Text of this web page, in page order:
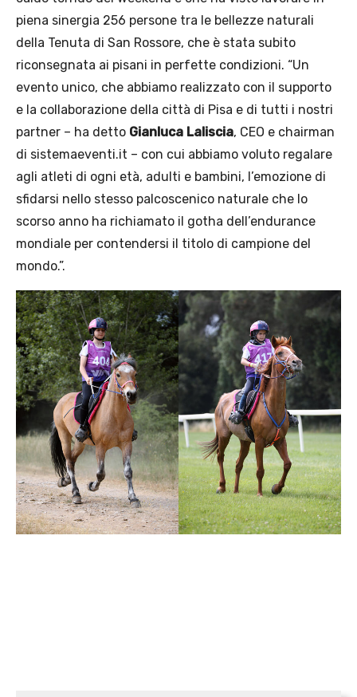
piena sinergia 256 persone tra le bellezze naturali
della Tenuta di San Rossore, che è stata subito
riconsegnata ai pisani in perfette condizioni. “Un
evento unico, che abbiamo realizzato con il supporto
e la collaborazione della città di Pisa e di tutti i nostri
partner – ha detto Gianluca Laliscia, CEO e chairman
di sistemaeventi.it – con cui abbiamo voluto regalare
agli atleti di ogni età, adulti e bambini, l’emozione di
sfidarsi nello stesso palcoscenico naturale che lo
scorso anno ha richiamato il gotha dell’endurance
mondiale per contendersi il titolo di campione del
mondo.”.